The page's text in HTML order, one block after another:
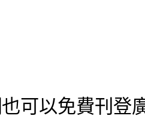
也可以免費刊登